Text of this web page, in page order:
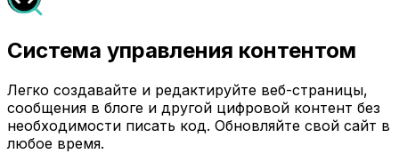
Система управления контентом
Легко создавайте и редактируйте веб-страницы,
сообщения в блоге и другой цифровой контент без
необходимости писать код. Обновляйте свой сайт в
любое время.